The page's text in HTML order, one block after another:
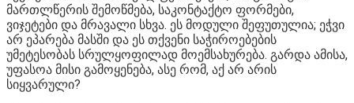
მართლწერის შემოწმება, საკონტაქტო ფორმები,
ვიჯეტები და მრავალი სხვა. ეს მოდული შეფუთულია; ეჭვი
არ ეპარება მასში და ეს თქვენი საჭიროებების
უმეტესობას სრულყოფილად მოემსახურება. გარდა ამისა,
უფასოა მისი გამოყენება, ასე რომ, აქ არ არის
სიყვარული?